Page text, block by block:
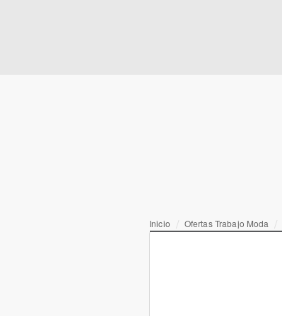
Inicio Ofertas Trabajo Moda